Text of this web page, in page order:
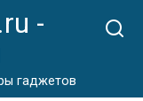
-
гаджетов